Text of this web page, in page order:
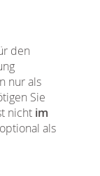
den
nur als
Sie
nicht im
als